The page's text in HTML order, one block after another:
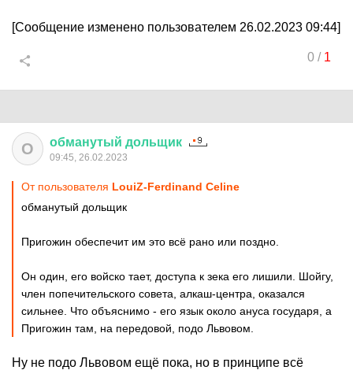
[Сообщение изменено пользователем 26.02.2023 09:44]
0/ 1
О обманутый дольщик
09:45, 26.02.2023
От пользователя LouiZ-Ferdinand Celine
обманутый дольщик
Пригожин обеспечит им это всё рано или поздно.
Он один, его войско тает, доступа к зека его лишили. Шойгу,
член попечительского совета, алкаш-центра, оказался
сильнее. Что объяснимо - его язык около ануса государя, а
Пригожин там, на передовой, подо Львовом.
Ну не подо Львовом ещё пока, но в принципе всё